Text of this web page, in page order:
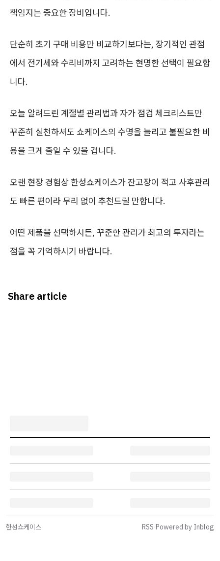
책임지는 중요한 장비입니다.
단순히 초기 구매 비용만 비교하기보다는, 장기적인 관점
에서 전기세와 수리비까지 고려하는 현명한 선택이 필요합
니다.
오늘 알려드린 계절별 관리법과 자가 점검 체크리스트만
꾸준히 실천하셔도 쇼케이스의 수명을 늘리고 불필요한 비
용을 크게 줄일 수 있을 겁니다.
오랜 현장 경험상 한성쇼케이스가 잔고장이 적고 사후관리
도 빠른 편이라 무리 없이 추천드릴 만합니다.
어떤 제품을 선택하시든, 꾸준한 관리가 최고의 투자라는
점을 꼭 기억하시기 바랍니다.
Share article
한성쇼케이스 RSS·Powered by Inblog